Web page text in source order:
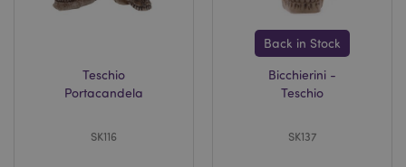
Teschio
Portacandela
SK116
Back in Stock
Bicchierini -
Teschio
SK137